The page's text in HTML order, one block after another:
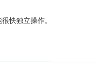
快独立操作。